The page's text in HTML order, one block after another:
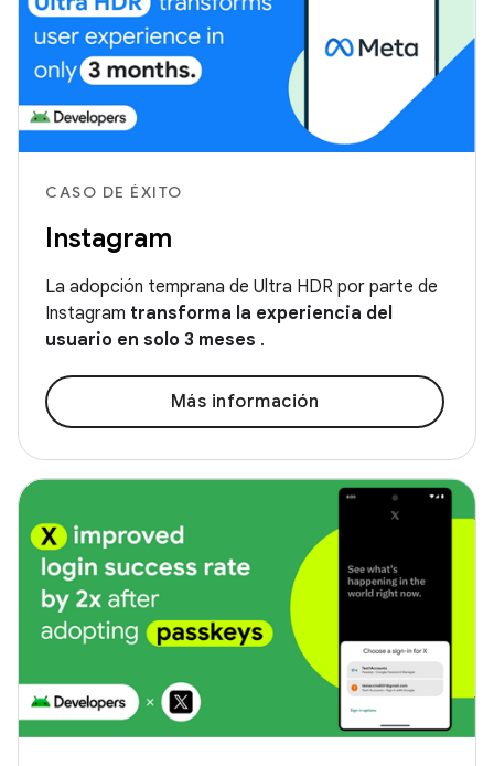
CASO DE ÉXITO
Instagram
La adopción temprana de Ultra HDR por parte de
Instagram transforma la experiencia del
usuario en solo 3 meses .
Más información